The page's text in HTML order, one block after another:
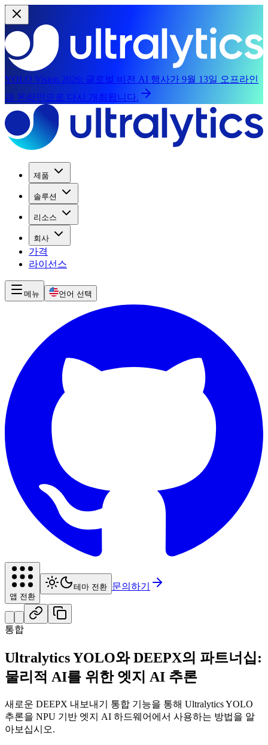
YOLO Vision 2026: 글로벌 비전 AI 행사가 9월 13일 오프라인
과 온라인으로 다시 개최됩니다.
제품
솔루션
리소스
회사
가격
라이선스
메뉴 언어 선택
앱 전환
테마 전환 문의하기
통합
Ultralytics YOLO와 DEEPX의 파트너십:
물리적 AI를 위한 엣지 AI 추론
새로운 DEEPX 내보내기 통합 기능을 통해 Ultralytics YOLO
추론을 NPU 기반 엣지 AI 하드웨어에서 사용하는 방법을 알
아보십시오.